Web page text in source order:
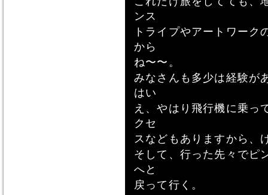
ンス
トライプやアートワーク
から
ね〜〜。
みなさんも多少は経験が
はい
え、やはり飛行機に乗っ
クセ
スなどもありますから、
そして、行った先々でピ
へと
戻って行く。